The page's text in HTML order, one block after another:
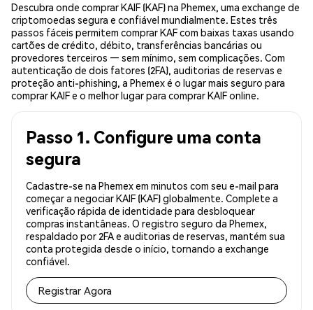
Descubra onde comprar KAIF (KAF) na Phemex, uma exchange de
criptomoedas segura e confiável mundialmente. Estes três
passos fáceis permitem comprar KAF com baixas taxas usando
cartões de crédito, débito, transferências bancárias ou
provedores terceiros — sem mínimo, sem complicações. Com
autenticação de dois fatores (2FA), auditorias de reservas e
proteção anti-phishing, a Phemex é o lugar mais seguro para
comprar KAIF e o melhor lugar para comprar KAIF online.
Passo 1. Configure uma conta
segura
Cadastre-se na Phemex em minutos com seu e-mail para
começar a negociar KAIF (KAF) globalmente. Complete a
verificação rápida de identidade para desbloquear
compras instantâneas. O registro seguro da Phemex,
respaldado por 2FA e auditorias de reservas, mantém sua
conta protegida desde o início, tornando a exchange
confiável.
Registrar Agora